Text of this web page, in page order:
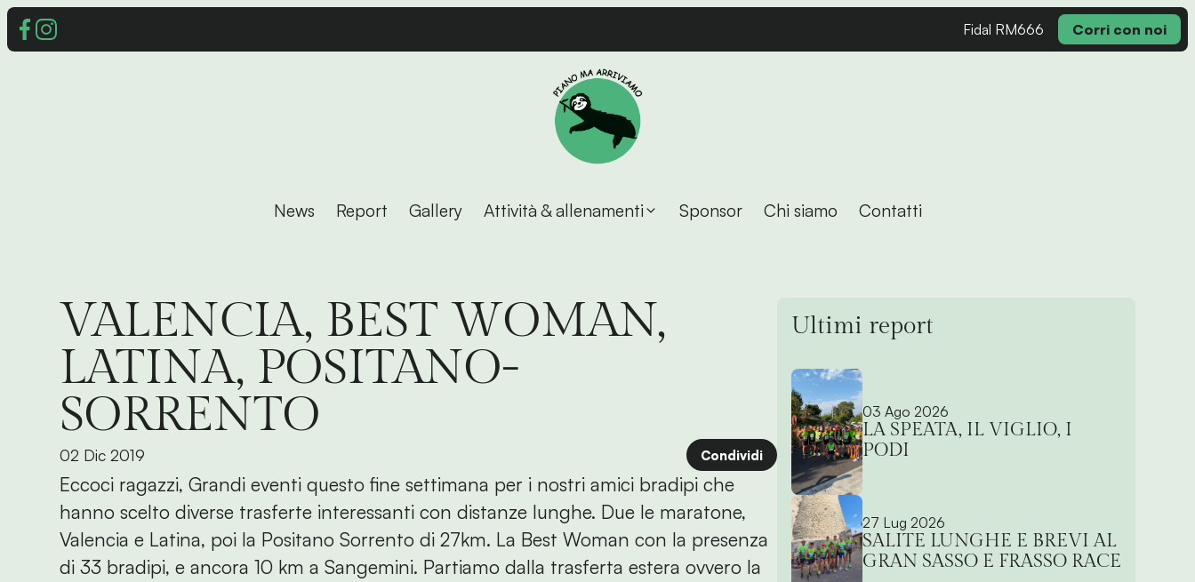
Fidal RM666 Corri con noi
News Report Gallery Attività & allenamenti Sponsor Chi siamo Contatti
VALENCIA, BEST WOMAN,
LATINA, POSITANO-
SORRENTO
02 Dic 2019 Condividi
Eccoci ragazzi, Grandi eventi questo fine settimana per i nostri amici bradipi che
hanno scelto diverse trasferte interessanti con distanze lunghe. Due le maratone,
Valencia e Latina, poi la Positano Sorrento di 27km. La Best Woman con la presenza
di 33 bradipi, e ancora 10 km a Sangemini. Partiamo dalla trasferta estera ovvero la
Ultimi report
03 Ago 2026
LA SPEATA, IL VIGLIO, I
PODI
27 Lug 2026
SALITE LUNGHE E BREVI AL
GRAN SASSO E FRASSO RACE